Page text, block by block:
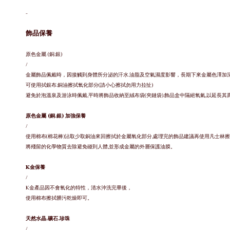
-
飾品保養
原色金屬 (銅.銀)
/
金屬飾品佩戴時，因接觸到身體所分泌的汗水.油脂及空氣濕度影響，長期下來金屬色澤加
可使用拭銀布.銅油擦拭氧化部分(請小心擦拭勿用力拉扯)
避免於泡溫泉及游泳時佩戴,平時將飾品收納至絨布袋(夾鏈袋).飾品盒中隔絕氧氣,以延長其
原色金屬 (銅.銀) 加強保養
/
使用棉布(棉花棒)沾取少取銅油來回擦拭於金屬氧化部分,處理完的飾品建議再使用凡士林
將殘留的化學物質去除避免碰到人體,並形成金屬的外層保護油膜。
K金保養
/
K金產品因不會氧化的特性，清水沖洗完畢後，
使用棉布擦拭髒污乾燥即可。
天然水晶.礦石.珍珠